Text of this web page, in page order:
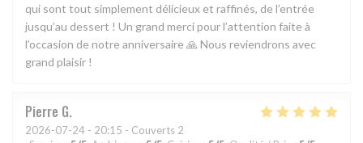
qui sont tout simplement délicieux et raffinés, de l’entrée
jusqu’au dessert ! Un grand merci pour l’attention faite à
l’occasion de notre anniversaire 🙏 Nous reviendrons avec
grand plaisir !
Pierre G
2026-07-24 - 20:15 - Couverts 2